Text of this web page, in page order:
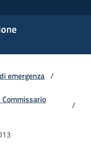
emergenza /
/